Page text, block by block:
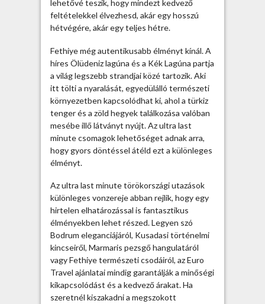
lehetővé teszik, hogy mindezt kedvező
feltételekkel élvezhesd, akár egy hosszú
hétvégére, akár egy teljes hétre.
Fethiye még autentikusabb élményt kínál. A
híres Ölüdeniz lagúna és a Kék Lagúna partja
a világ legszebb strandjai közé tartozik. Aki
itt tölti a nyaralását, egyedülálló természeti
környezetben kapcsolódhat ki, ahol a türkiz
tenger és a zöld hegyek találkozása valóban
mesébe illő látványt nyújt. Az ultra last
minute csomagok lehetőséget adnak arra,
hogy gyors döntéssel átéld ezt a különleges
élményt.
Az ultra last minute törökországi utazások
különleges vonzereje abban rejlik, hogy egy
hirtelen elhatározással is fantasztikus
élményekben lehet részed. Legyen szó
Bodrum eleganciájáról, Kusadasi történelmi
kincseiről, Marmaris pezsgő hangulatáról
vagy Fethiye természeti csodáiról, az Euro
Travel ajánlatai mindig garantálják a minőségi
kikapcsolódást és a kedvező árakat. Ha
szeretnél kiszakadni a megszokott